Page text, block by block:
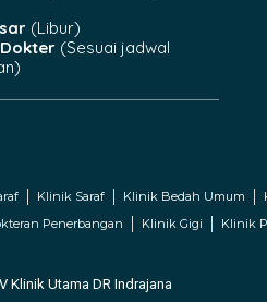
(Libur)
(Sesuai jadwal
Klinik Saraf Klinik Bedah Umum
Penerbangan Klinik Gigi Klinik
Klinik Utama DR Indrajana